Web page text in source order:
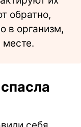
обратно,
в организм,
месте.